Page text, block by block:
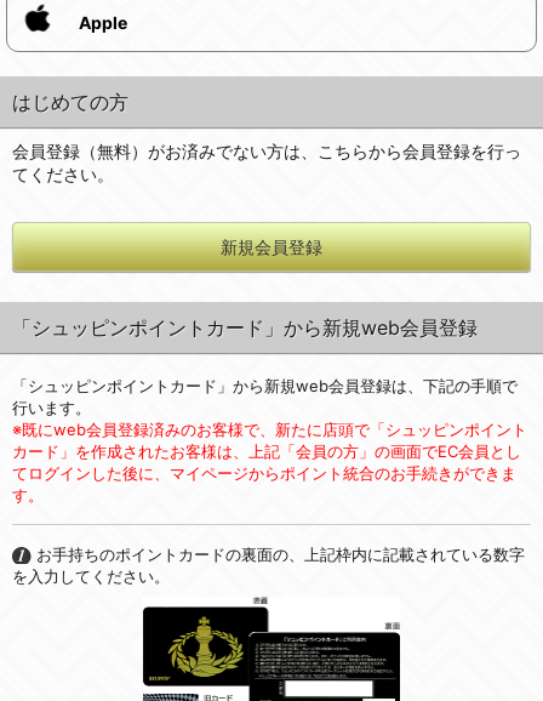
Apple
はじめての方
会員登録（無料）がお済みでない方は、こちらから会員登録を行っ
てください。
新規会員登録
「シュッピンポイントカード」から新規web会員登録
「シュッピンポイントカード」から新規web会員登録は、下記の手順で
行います。
※既にweb会員登録済みのお客様で、新たに店頭で「シュッピンポイント
カード」を作成されたお客様は、上記「会員の方」の画面でEC会員とし
てログインした後に、マイページからポイント統合のお手続きができま
す。
お手持ちのポイントカードの裏面の、上記枠内に記載されている数字
を入力してください。